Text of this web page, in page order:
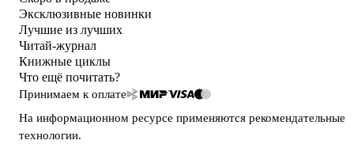
Эксклюзивные новинки
Лучшие из лучших
Читай-журнал
Книжные циклы
Что ещё почитать?
Принимаем к оплате
На информационном ресурсе применяются рекомендательные
технологии.